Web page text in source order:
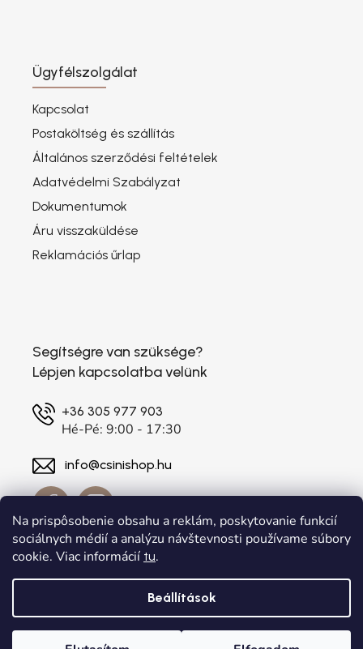
Na prispôsobenie obsahu a reklám, poskytovanie funkcií
sociálnych médií a analýzu návštevnosti používame súbory
cookie. Viac informácií tu.
Beállítások
Ügyfélszolgálat
Kapcsolat
Postaköltség és szállítás
Általános szerződési feltételek
Adatvédelmi Szabályzat
Dokumentumok
Áru visszaküldése
Reklamációs űrlap
Segítségre van szüksége?
Lépjen kapcsolatba velünk
+36 305 977 903
Hé-Pé: 9:00 - 17:30
info@csinishop.hu
Shoptet készítette a Adatelier